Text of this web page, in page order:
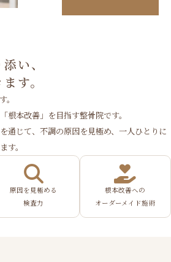
い、
す。
根本改善」を目指す整骨院です。
通じて、不調の原因を見極め、一人ひとりに
す。
原因を見極める
検査力
根本改善への
オーダーメイド施術